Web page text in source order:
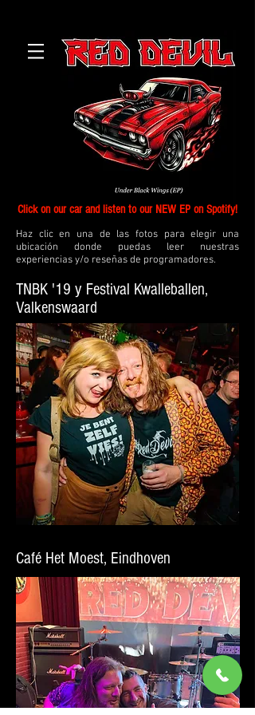
Click on our car and listen to our NEW EP on Spotify!
Haz clic en una de las fotos para elegir una
ubicación donde puedas leer nuestras
experiencias y/o reseñas de programadores.
TNBK '19 y Festival Kwalleballen,
Valkenswaard
Café Het Moest, Eindhoven